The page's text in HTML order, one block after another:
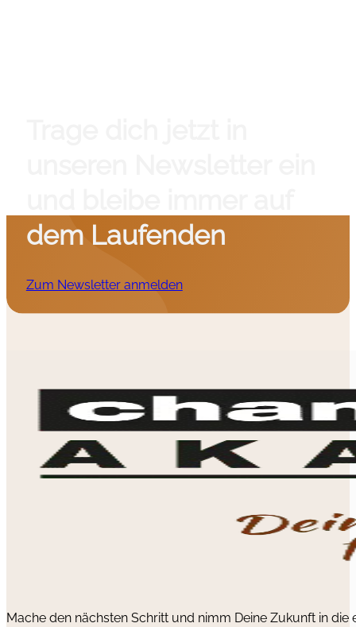
dem Laufenden
Zum Newsletter anmelden
Mache den nächsten Schritt und nimm Deine Zukunft in die